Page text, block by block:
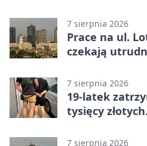
7 sierpnia 2026
Prace na ul.
czekają
7 sierpnia 2026
19-latek
tysięcy
7 sierpnia 2026